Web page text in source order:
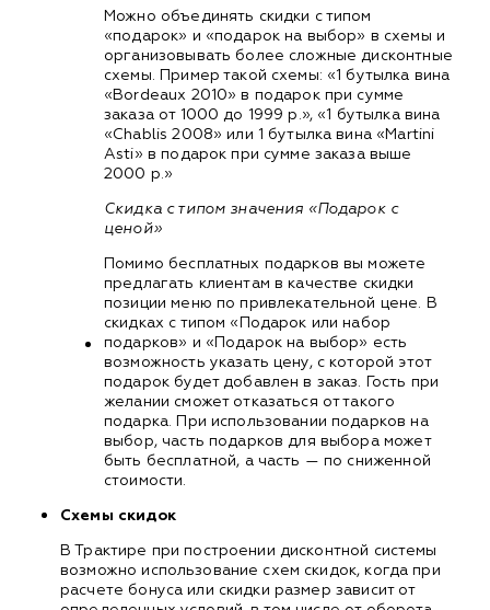
Можно объединять скидки с типом
«подарок» и «подарок на выбор» в схемы и
организовывать более сложные дисконтные
схемы. Пример такой схемы: «1 бутылка вина
«Bordeaux 2010» в подарок при сумме
заказа от 1000 до 1999 р.», «1 бутылка вина
«Chablis 2008» или 1 бутылка вина «Martini
Asti» в подарок при сумме заказа выше
2000 р.»
Скидка с типом значения «Подарок с
ценой»
Помимо бесплатных подарков вы можете
предлагать клиентам в качестве скидки
позиции меню по привлекательной цене. В
скидках с типом «Подарок или набор
подарков» и «Подарок на выбор» есть
возможность указать цену, с которой этот
подарок будет добавлен в заказ. Гость при
желании сможет отказаться от такого
подарка. При использовании подарков на
выбор, часть подарков для выбора может
быть бесплатной, а часть — по сниженной
стоимости.
Схемы скидок
В Трактире при построении дисконтной системы
возможно использование схем скидок, когда при
расчете бонуса или скидки размер зависит от